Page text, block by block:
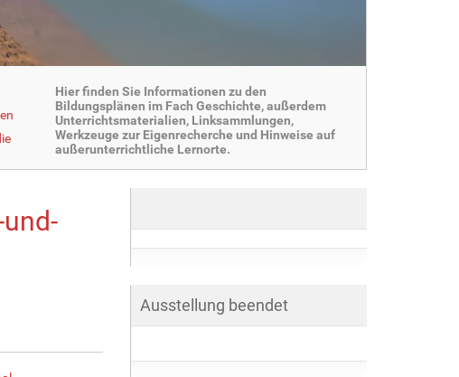
Hier finden Sie Informationen zu den
Bildungsplänen im Fach Geschichte, außerdem
Unterrichtsmaterialien, Linksammlungen,
Werkzeuge zur Eigenrecherche und Hinweise auf
außerunterrichtliche Lernorte.
Ausstellung beendet